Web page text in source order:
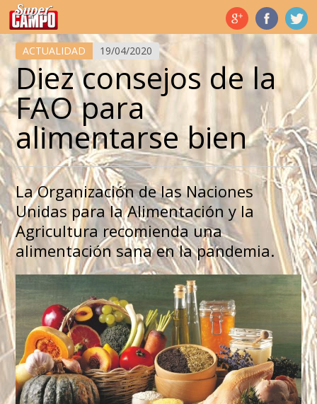
Temas de hoy
ACTUALIDAD 19/04/2020
Diez consejos de la
FAO para
alimentarse bien
La Organización de las Naciones
Unidas para la Alimentación y la
Agricultura recomienda una
alimentación sana en la pandemia.